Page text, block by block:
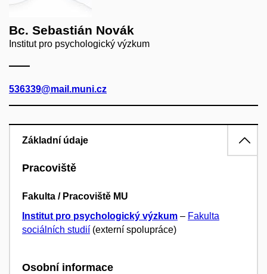
Bc. Sebastián Novák
Institut pro psychologický výzkum
536339@mail.muni.cz
Základní údaje
Pracoviště
Fakulta / Pracoviště MU
Institut pro psychologický výzkum – Fakulta
sociálních studií (externí spolupráce)
Osobní informace